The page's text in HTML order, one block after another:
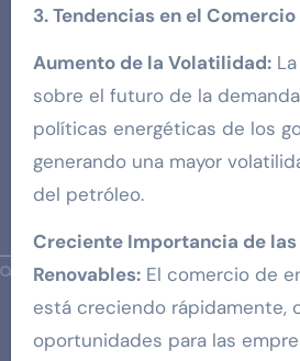
3. Tendencias en el
Aumento de la Volatilidad:La
sobre el futuro de la
políticas energéticas de los
generando una mayor
del petróleo.
Creciente Importancia de las
Renovables:El comercio de
está creciendo rápidamente,
oportunidades para las